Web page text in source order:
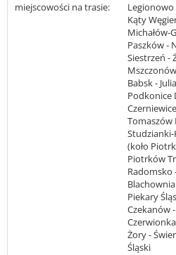
miejscowości na trasie:
Legionowo
Kąty
Michałów-
Paszków -
Siestrzeń -
Babsk -
Podkonice
Tomaszów
(koło
Piotrków
Radomsko
Piekary
Czekanów
Żory -
Śląski